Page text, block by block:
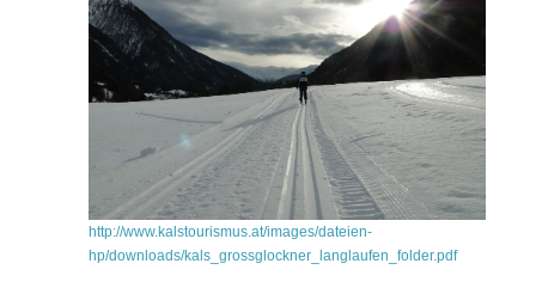
http://www.kalstourismus.at/images/dateien-
hp/downloads/kals_grossglockner_langlaufen_folder.pdf